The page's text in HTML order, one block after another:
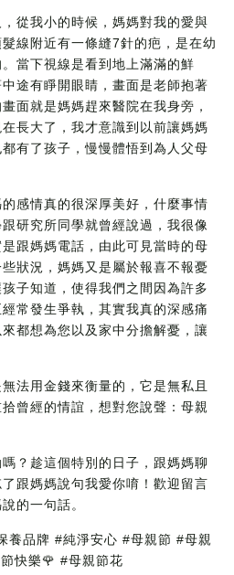
從我小的時候，媽媽對我的愛與
線附近有一條縫7針的疤，是在幼
當下視線是看到地上滿滿的鮮
途有睜開眼睛，畫面是老師抱著
面就是媽媽趕來醫院在我身旁，
長大了，我才意識到以前讓媽媽
有了孩子，慢慢體悟到為人父母
感情真的很深厚美好，什麼事情
研究所同學就曾經說過，我很像
跟媽媽電話，由此可見當時的母
狀況，媽媽又是屬於報喜不報憂
子知道，使得我們之間因為許多
常發生爭執，其實我真的深感痛
都想為您以及家中分擔解憂，讓
法用金錢來衡量的，它是無私且
曾經的情誼，想對您說聲：母親
？趁這個特別的日子，跟媽媽聊
跟媽媽說句我愛你唷！歡迎留言
的一句話。
品牌 #純淨安心 #母親節 #母親
快樂🌹 #母親節花